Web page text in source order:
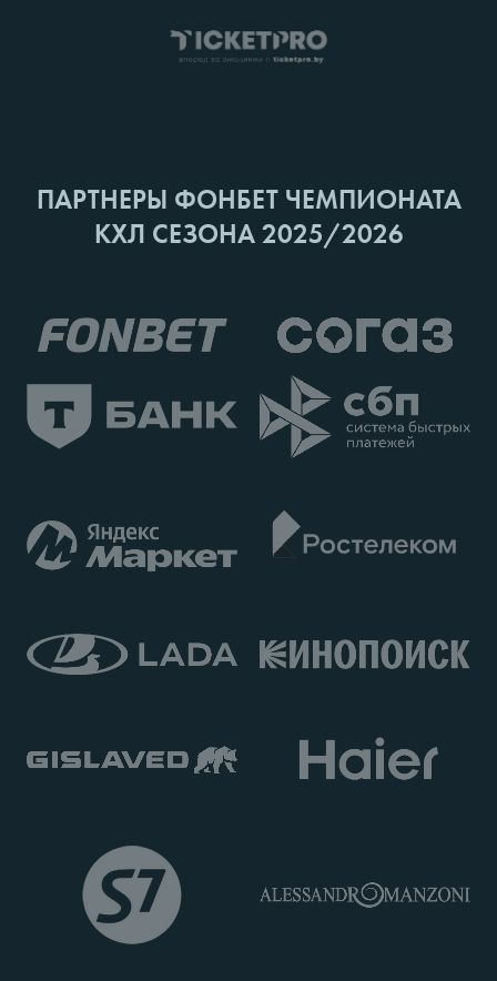
ПАРТНЕРЫ ФОНБЕТ ЧЕМПИОНАТА
КХЛ СЕЗОНА 2025/2026